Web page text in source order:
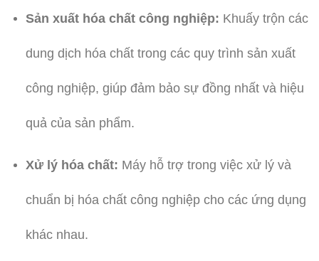
Sản xuất hóa chất công nghiệp: Khuấy trộn các
dung dịch hóa chất trong các quy trình sản xuất
công nghiệp, giúp đảm bảo sự đồng nhất và hiệu
quả của sản phẩm.
Xử lý hóa chất: Máy hỗ trợ trong việc xử lý và
chuẩn bị hóa chất công nghiệp cho các ứng dụng
khác nhau.